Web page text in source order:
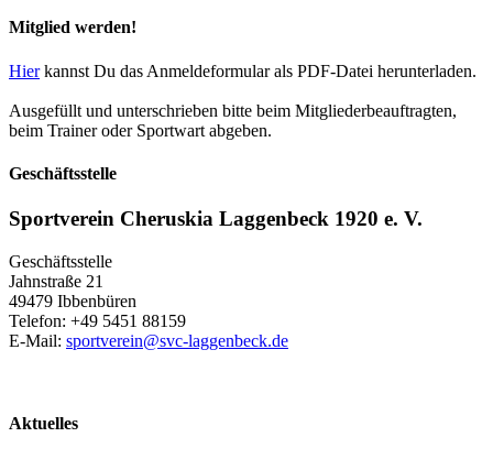
Mitglied werden!
Hierkannst Du das Anmeldeformular als PDF-Datei herunterladen.
Ausgefüllt und unterschrieben bitte beim Mitgliederbeauftragten,
beim Trainer oder Sportwart abgeben.
Geschäftsstelle
Sportverein Cheruskia Laggenbeck 1920 e. V.
Geschäftsstelle
Jahnstraße 21
49479 Ibbenbüren
Telefon: +49 5451 88159
E-Mail: sportverein@svc-laggenbeck.de
Aktuelles